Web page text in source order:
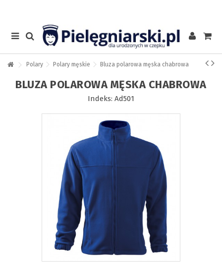
Polary Polary męskie Bluza polarowa męska chabrowa
BLUZA POLAROWA MĘSKA CHABROWA
Indeks: Ad501